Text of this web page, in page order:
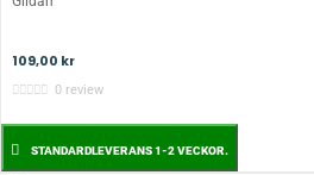
109,00 kr
0 review
STANDARDLEVERANS 1-2 VECKOR.